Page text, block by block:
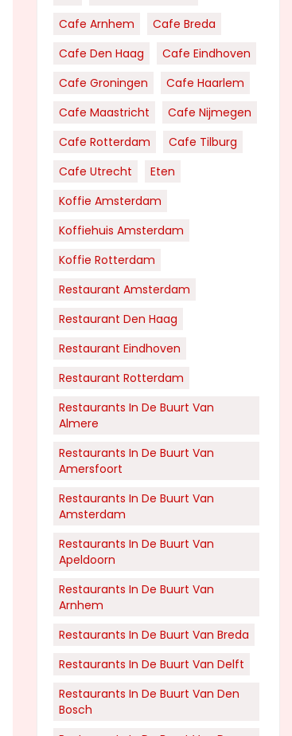
Cafe Arnhem
Cafe Breda
Cafe Den Haag
Cafe Eindhoven
Cafe Groningen
Cafe Haarlem
Cafe Maastricht
Cafe Nijmegen
Cafe Rotterdam
Cafe Tilburg
Cafe Utrecht
Eten
Koffie Amsterdam
Koffiehuis Amsterdam
Koffie Rotterdam
Restaurant Amsterdam
Restaurant Den Haag
Restaurant Eindhoven
Restaurant Rotterdam
Restaurants In De Buurt Van
Almere
Restaurants In De Buurt Van
Amersfoort
Restaurants In De Buurt Van
Amsterdam
Restaurants In De Buurt Van
Apeldoorn
Restaurants In De Buurt Van
Arnhem
Restaurants In De Buurt Van Breda
Restaurants In De Buurt Van Delft
Restaurants In De Buurt Van Den
Bosch